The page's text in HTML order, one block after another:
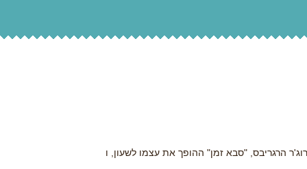
הרגריבס, "סבא זמן" ההופך את עצמו לשעון, ו